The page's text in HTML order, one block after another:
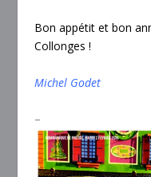
Bon appétit et bon
Collonges !
Michel Godet
–